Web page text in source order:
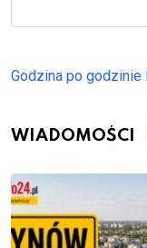
Godzina po godzinie
WIADOMOŚCI